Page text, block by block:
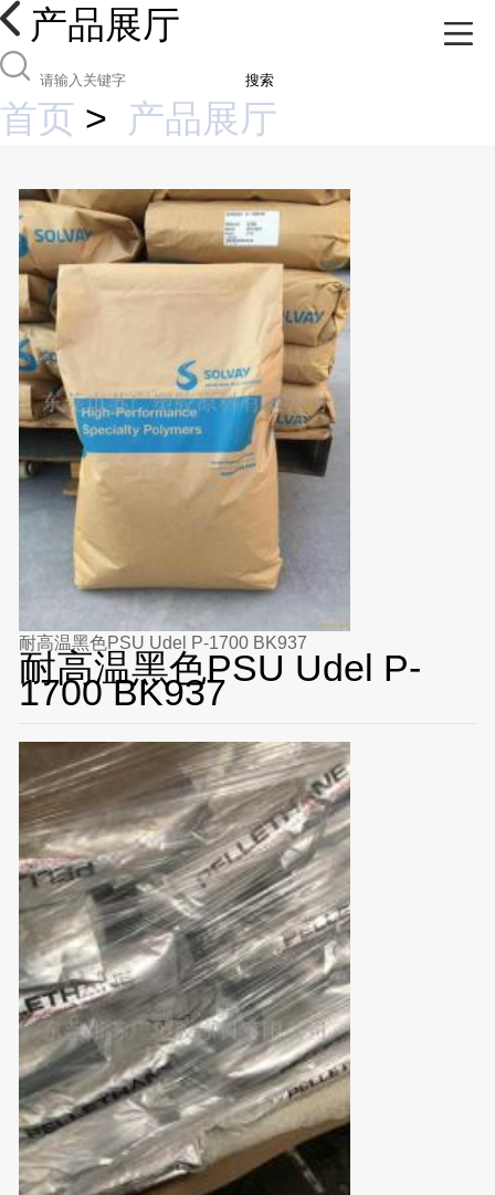
产品展厅
搜索
首页 > 产品展厅
耐高温黑色PSU Udel P-1700 BK937
耐高温黑色PSU Udel P-
1700 BK937